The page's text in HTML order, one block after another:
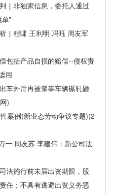
非独家信息，委托人通过
”
程啸 王利明 冯珏 周友军
括产品自损的赔偿--侵权责
用
外后再被肇事车辆碾轧砸
)
例(新业态劳动争议专题)(2
周友苏 李建伟：新公司法
施行前未届出资期限，股
任；不具有逃避出资义务恶